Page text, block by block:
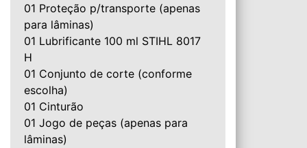
01 Proteção p/transporte (apenas
para lâminas)
01 Lubrificante 100 ml STIHL 8017
H
01 Conjunto de corte (conforme
escolha)
01 Cinturão
01 Jogo de peças (apenas para
lâminas)